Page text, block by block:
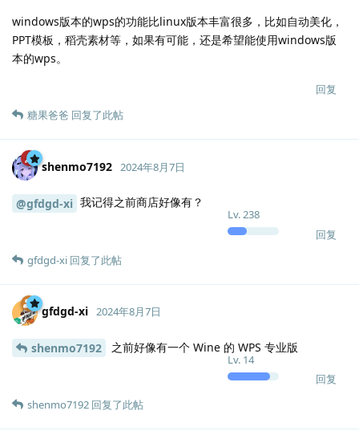
windows版本的wps的功能比linux版本丰富很多，比如自动美化，
PPT模板，稻壳素材等，如果有可能，还是希望能使用windows版
本的wps。
回复
糖果爸爸 回复了此帖
shenmo7192
Lv.238
2024年8月7日
@gfdgd-xi 我记得之前商店好像有？
回复
gfdgd-xi 回复了此帖
gfdgd-xi
Lv. 14
2024年8月7日
shenmo7192 之前好像有一个 Wine 的 WPS 专业版
回复
shenmo7192 回复了此帖